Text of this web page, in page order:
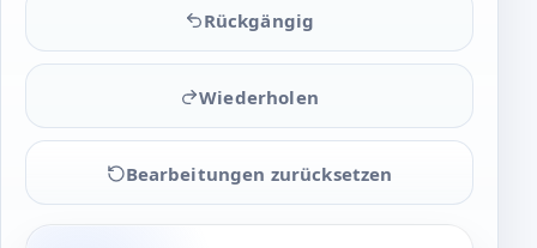
Rückgängig
Wiederholen
Bearbeitungen zurücksetzen